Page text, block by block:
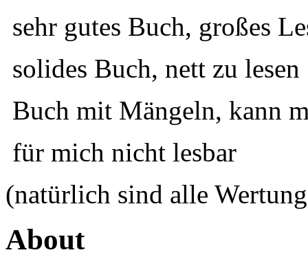
sehr gutes Buch, großes
solides Buch, nett zu lesen
Buch mit Mängeln, kann
für mich nicht lesbar
(natürlich sind alle
About